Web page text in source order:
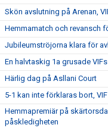
Skön avslutning på Arenan,
Hemmamatch och revansch
Jubileumströjorna klara för
En halvtaskig 1a grusade
Härlig dag på Asllani Court
5-1 kan inte förklaras bort,
Hemmapremiär på
påskledigheten